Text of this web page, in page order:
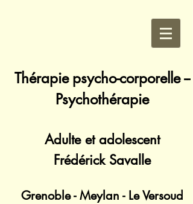
Thérapie psycho-corporelle --
Psychothérapie
Adulte et adolescent
Frédérick Savalle
Grenoble - Meylan - Le Versoud